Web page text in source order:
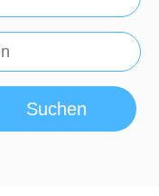
Suchen